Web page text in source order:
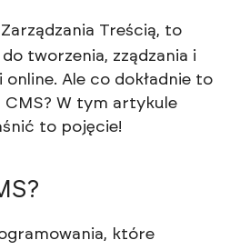
Treścią, to
tworzenia, zządzania i
Ale co dokładnie to
CMS? W tym artykule
to pojęcie!
które